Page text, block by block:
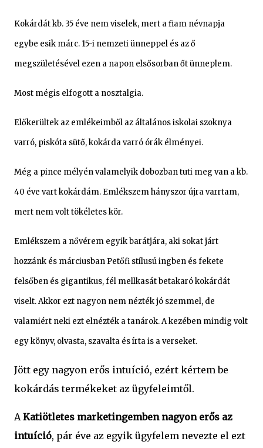
Kokárdát kb. 35 éve nem viselek, mert a fiam névnapja
egybe esik márc. 15-i nemzeti ünneppel és az ő
megszületésével ezen a napon elsősorban őt ünneplem.
Most mégis elfogott a nosztalgia.
Előkerültek az emlékeimből az általános iskolai szoknya
varró, piskóta sütő, kokárda varró órák élményei.
Még a pince mélyén valamelyik dobozban tuti meg van a kb.
40 éve vart kokárdám. Emlékszem hányszor újra varrtam,
mert nem volt tökéletes kör.
Emlékszem a nővérem egyik barátjára, aki sokat járt
hozzánk és márciusban Petőfi stílusú ingben és fekete
felsőben és gigantikus, fél mellkasát betakaró kokárdát
viselt. Akkor ezt nagyon nem nézték jó szemmel, de
valamiért neki ezt elnézték a tanárok. A kezében mindig volt
egy könyv, olvasta, szavalta és írta is a verseket.
Jött egy nagyon erős intuíció, ezért kértem be
kokárdás termékeket az ügyfeleimtől.
AKatiötletes marketingemben nagyon erős az
intuíció, pár éve az egyik ügyfelem nevezte el ezt